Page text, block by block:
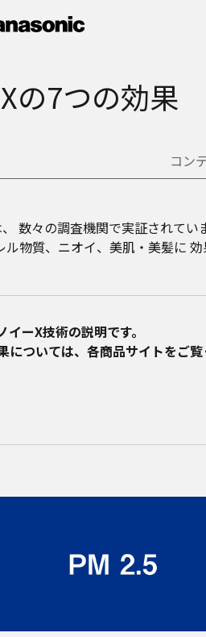
の7つの効果
コン
数々の調査機関で実証されてい
ル物質、ニオイ、美肌・美髪に 効
イーX技術の説明です。
ついては、各商品サイトをご覧